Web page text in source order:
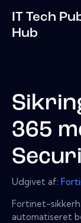
IT Tech
Hub
365
Udgivet af:
Fortinet-
automatiseret